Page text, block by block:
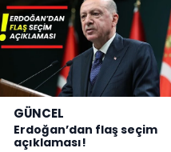
GÜNCEL
Erdoğan’dan flaş seçim
açıklaması!